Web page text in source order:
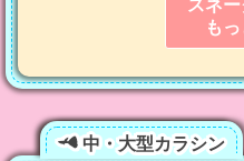
スネ
も
中・大型カラシン